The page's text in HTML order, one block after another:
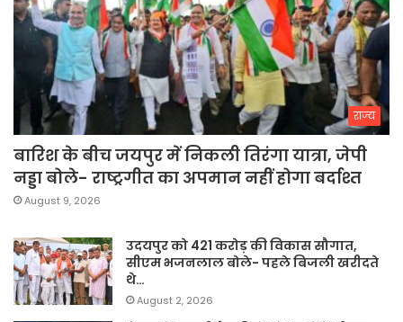
राज्य
बारिश के बीच जयपुर में निकली तिरंगा यात्रा, जेपी
नड्डा बोले- राष्ट्रगीत का अपमान नहीं होगा बर्दाश्त
August 9, 2026
उदयपुर को 421 करोड़ की विकास सौगात,
सीएम भजनलाल बोले- पहले बिजली खरीदते
थे…
August 2, 2026